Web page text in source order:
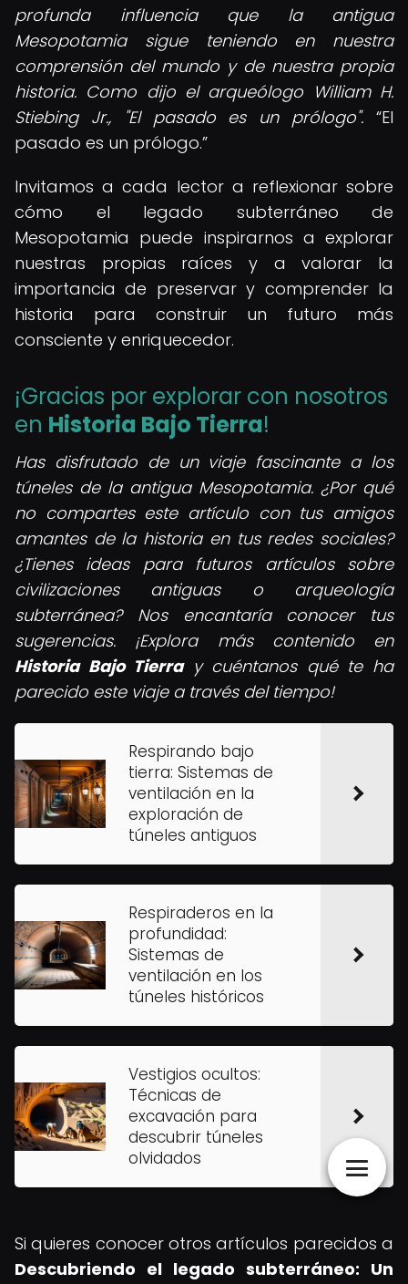
profunda influencia que la antigua
Mesopotamia sigue teniendo en nuestra
comprensión del mundo y de nuestra propia
historia. Como dijo el arqueólogo William H.
Stiebing Jr., "El pasado es un prólogo".
El
pasado es un prólogo.
Invitamos a cada lector a reflexionar sobre
cómo el legado subterráneo de
Mesopotamia puede inspirarnos a explorar
nuestras propias raíces y a valorar la
importancia de preservar y comprender la
historia para construir un futuro más
consciente y enriquecedor.
¡Gracias por explorar con nosotros
en Historia Bajo Tierra!
Has disfrutado de un viaje fascinante a los
túneles de la antigua Mesopotamia. ¿Por qué
no compartes este artículo con tus amigos
amantes de la historia en tus redes sociales?
¿Tienes ideas para futuros artículos sobre
civilizaciones antiguas o arqueología
subterránea? Nos encantaría conocer tus
sugerencias. ¡Explora más contenido en
Historia Bajo Tierray cuéntanos qué te ha
parecido este viaje a través del tiempo!
Respirando bajo
tierra: Sistemas de
ventilación en la
exploración de
túneles antiguos
Respiraderos en la
profundidad:
Sistemas de
ventilación en los
túneles históricos
Vestigios ocultos:
Técnicas de
excavación para
descubrir túneles
olvidados
Si quieres conocer otros artículos parecidos a
Descubriendo el legado subterráneo: Un